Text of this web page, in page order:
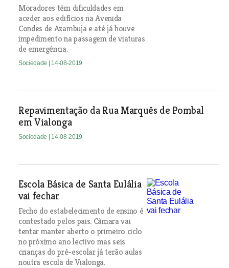
Moradores têm dificuldades em
aceder aos edifícios na Avenida
Condes de Azambuja e até já houve
impedimento na passagem de viaturas
de emergência.
Sociedade | 14-08-2019
Repavimentação da Rua Marquês de Pombal
em Vialonga
Sociedade | 14-08-2019
Escola Básica de Santa Eulália
vai fechar
Fecho do estabelecimento de ensino é
contestado pelos pais. Câmara vai
tentar manter aberto o primeiro ciclo
no próximo ano lectivo mas seis
crianças do pré-escolar já terão aulas
noutra escola de Vialonga.